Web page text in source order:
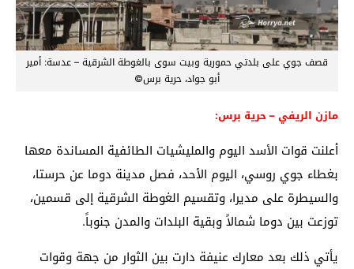
قصف جوي على بلدتي حمورية وبيت سوى بالغوطة الشرقية – عدسة: أمير
أبو جواد، حرية برس©
مازن الريفي – حرية برس:
أعلنت قوات الأسد اليوم والمليشيات الطائفية المساندة معها
بغطاء جوي روسي، اليوم الأحد، فصل مدينة دوما عن حرستا،
والسيطرة على مديرا، وتقسيم الغوطة الشرقية إلى قسمين،
توزعت بين دوما شمالاً وبقية البلدات والمدن جنوباً.
يأتي ذلك بعد معارك عنيفة دارت بين الثوار من جهة وقوات